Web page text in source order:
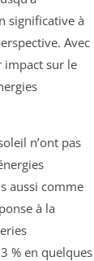
significative à
Avec
impact sur le
n’ont pas
aussi comme
à la
% en quelques